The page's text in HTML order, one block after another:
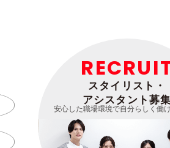
スタイリスト・
アシスタント募集
安心した職場環境で自分らしく働け